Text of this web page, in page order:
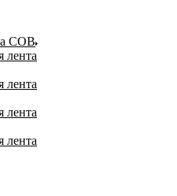
COB
лента
лента
лента
лента